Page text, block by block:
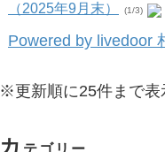
（2025年9月末）
(1/3)
Powered by livedoor
※更新順に25件まで表
カ